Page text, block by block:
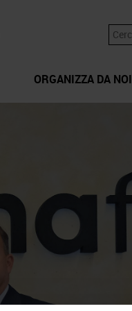
ORGANIZZA DA NOI